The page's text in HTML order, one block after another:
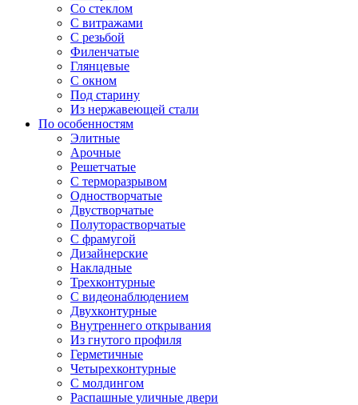
Со стеклом
С витражами
С резьбой
Филенчатые
Глянцевые
С окном
Под старину
Из нержавеющей стали
По особенностям
Элитные
Арочные
Решетчатые
С терморазрывом
Одностворчатые
Двустворчатые
Полуторастворчатые
С фрамугой
Дизайнерские
Накладные
Трехконтурные
С видеонаблюдением
Двухконтурные
Внутреннего открывания
Из гнутого профиля
Герметичные
Четырехконтурные
С молдингом
Распашные уличные двери